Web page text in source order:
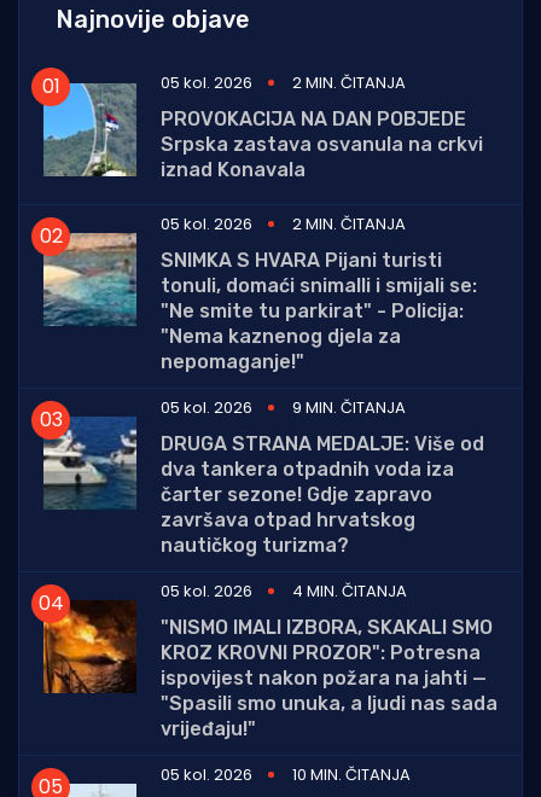
Najnovije objave
05 kol. 2026
2 MIN. ČITANJA
PROVOKACIJA NA DAN POBJEDE
Srpska zastava osvanula na crkvi
iznad Konavala
05 kol. 2026
2 MIN. ČITANJA
SNIMKA S HVARA Pijani turisti
tonuli, domaći snimalli i smijali se:
"Ne smite tu parkirat" - Policija:
"Nema kaznenog djela za
nepomaganje!"
05 kol. 2026
9 MIN. ČITANJA
DRUGA STRANA MEDALJE: Više od
dva tankera otpadnih voda iza
čarter sezone! Gdje zapravo
završava otpad hrvatskog
nautičkog turizma?
05 kol. 2026
4 MIN. ČITANJA
"NISMO IMALI IZBORA, SKAKALI SMO
KROZ KROVNI PROZOR": Potresna
ispovijest nakon požara na jahti —
"Spasili smo unuka, a ljudi nas sada
vrijeđaju!"
05 kol. 2026
10 MIN. ČITANJA